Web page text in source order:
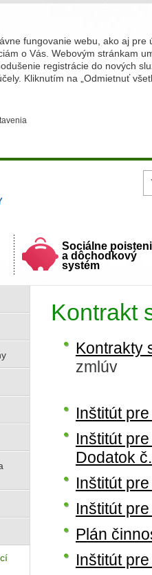
fungovanie webu, ako aj
o Vás. Webovým stránkam
registrácie do nových
Kliknutím na „Odmietnuť
vecí a rodiny
Sociálne
a dôchodkový
systém
Kontrakt
Kontrakty
zmlúv
Inštitút
Inštitút
Dodatok
Inštitút
Inštitút
Plán
Inštitút